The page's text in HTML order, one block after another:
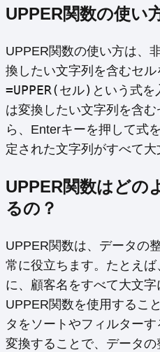
UPPER関数の使い
UPPER関数の使い方は、
換したい文字列を含むセル
=UPPER(セル) という式を
は変換したい文字列を含
ら、Enterキーを押して式
定された文字列がすべて大
UPPER関数はどの
るの？
UPPER関数は、データの
常に役立ちます。たとえ
に、顧客名をすべて大文字
UPPER関数を使用するこ
タをソートやフィルター
変換することで、データの